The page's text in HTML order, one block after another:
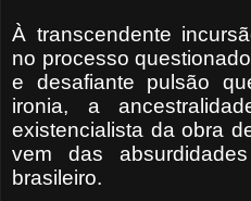
À transcendente
no processo
e desafiante pulsão
ironia, a
existencialista da obra
vem das
brasileiro.